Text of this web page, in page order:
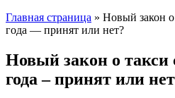
Главная страница » Новый закон о
года — принят или нет?
Новый закон о такси
года – принят или